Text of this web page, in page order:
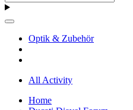
Optik & Zubehör
All Activity
Home